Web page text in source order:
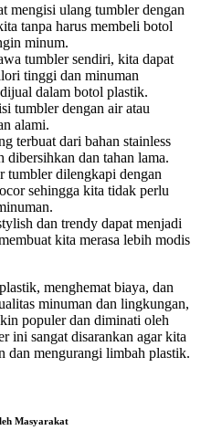
mengisi ulang tumbler dengan
tanpa harus membeli botol
minum.
tumbler sendiri, kita dapat
tinggi dan minuman
dalam botol plastik.
tumbler dengan air atau
alami.
terbuat dari bahan stainless
dibersihkan dan tahan lama.
tumbler dilengkapi dengan
sehingga kita tidak perlu
dan trendy dapat menjadi
kita merasa lebih modis
menghemat biaya, dan
minuman dan lingkungan,
populer dan diminati oleh
ini sangat disarankan agar kita
dan mengurangi limbah plastik.
Masyarakat